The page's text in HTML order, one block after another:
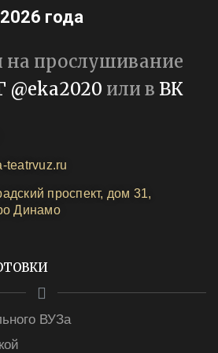
2026 года
на прослушивание
@eka2020 или в ВК
teatrvuz.ru
проспект, дом 31,
Динамо
ВУЗа